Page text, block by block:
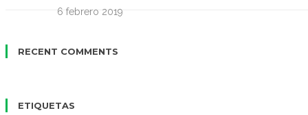
6 febrero 2019
RECENT COMMENTS
ETIQUETAS